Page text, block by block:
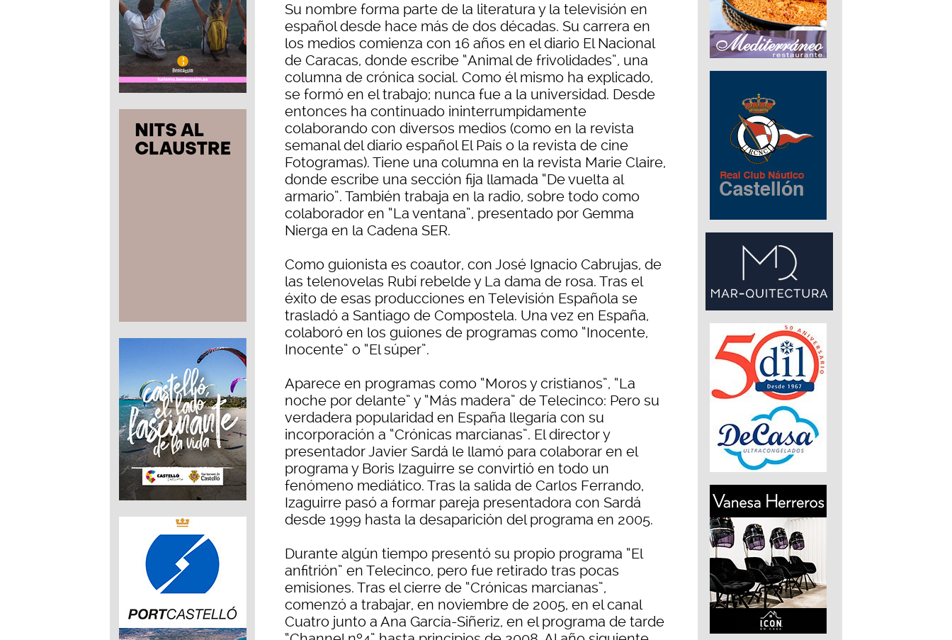
Su nombre forma parte de la literatura y la televisión en
español desde hace más de dos décadas. Su carrera en
los medios comienza con 16 años en el diario El Nacional
de Caracas, donde escribe “Animal de frivolidades”, una
columna de crónica social. Como él mismo ha explicado,
se formó en el trabajo; nunca fue a la universidad. Desde
entonces ha continuado ininterrumpidamente
colaborando con diversos medios (como en la revista
semanal del diario español El País o la revista de cine
Fotogramas). Tiene una columna en la revista Marie Claire,
donde escribe una sección fija llamada “De vuelta al
armario”. También trabaja en la radio, sobre todo como
colaborador en “La ventana”, presentado por Gemma
Nierga en la Cadena SER.
Como guionista es coautor, con José Ignacio Cabrujas, de
las telenovelas Rubí rebelde y La dama de rosa. Tras el
éxito de esas producciones en Televisión Española se
trasladó a Santiago de Compostela. Una vez en España,
colaboró en los guiones de programas como “Inocente,
Inocente” o “El súper”.
Aparece en programas como “Moros y cristianos”, “La
noche por delante” y “Más madera” de Telecinco: Pero su
verdadera popularidad en España llegaría con su
incorporación a “Crónicas marcianas”. El director y
presentador Javier Sardá le llamó para colaborar en el
programa y Boris Izaguirre se convirtió en todo un
fenómeno mediático. Tras la salida de Carlos Ferrando,
Izaguirre pasó a formar pareja presentadora con Sardá
desde 1999 hasta la desaparición del programa en 2005.
Durante algún tiempo presentó su propio programa “El
anfitrión” en Telecinco, pero fue retirado tras pocas
emisiones. Tras el cierre de “Crónicas marcianas”,
comenzó a trabajar, en noviembre de 2005, en el canal
Cuatro junto a Ana García-Siñeriz, en el programa de tarde